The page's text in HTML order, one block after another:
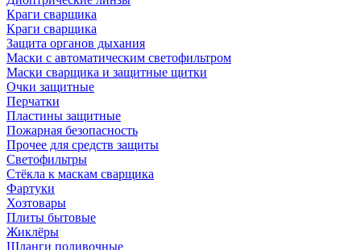
Краги сварщика
Краги сварщика
Защита органов дыхания
Маски с автоматическим светофильтром
Маски сварщика и защитные щитки
Очки защитные
Перчатки
Пластины защитные
Пожарная безопасность
Прочее для средств защиты
Светофильтры
Стёкла к маскам сварщика
Фартуки
Хозтовары
Плиты бытовые
Жиклёры
Шланги поливочные